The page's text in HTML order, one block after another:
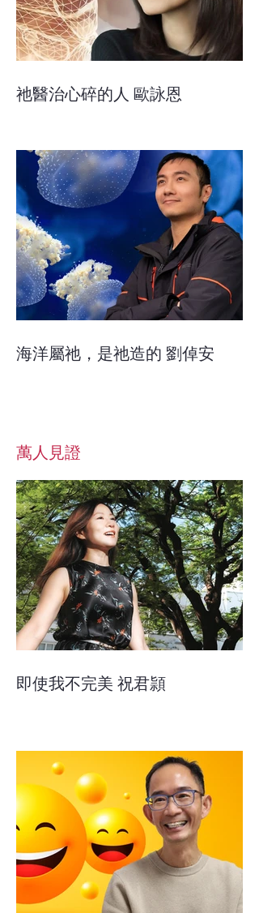
祂醫治心碎的人 歐詠恩
海洋屬祂，是祂造的 劉倬安
​萬人見證
即使我不完美 祝君頴